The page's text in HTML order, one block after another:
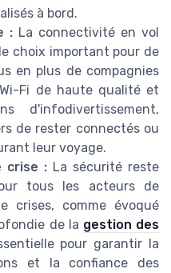
à bord.
: La connectivité en vol
choix important pour de
en plus de compagnies
Fi de haute qualité et
d'infodivertissement,
de rester connectés ou
leur voyage.
crise : La sécurité reste
tous les acteurs de
crises, comme évoqué
de la gestion des
pour garantir la
et la confiance des